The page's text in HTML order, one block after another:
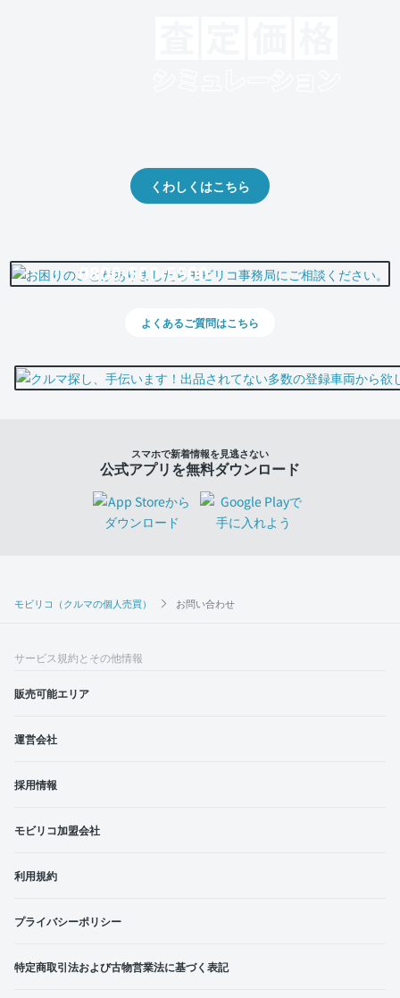
モビリコ（クルマの個人売買） お問い合わせ
くわしくはこちら
0800-500-5500
よくあるご質問はこちら
スマホで新着情報を見逃さない
公式アプリを無料ダウンロード
サービス規約とその他情報
販売可能エリア
運営会社
採用情報
モビリコ加盟会社
利用規約
プライバシーポリシー
特定商取引法および古物営業法に基づく表記